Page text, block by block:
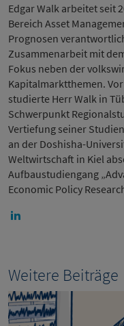
Edgar Walk arbeitet seit
Bereich Asset
Prognosen
Zusammenarbeit mit
Fokus neben der
Kapitalmarktthemen.
studierte Herr Walk in
Schwerpunkt
Vertiefung seiner
an der Doshisha-
Weltwirtschaft in Kiel
Aufbaustudiengang
Economic Policy
Weitere Beiträge